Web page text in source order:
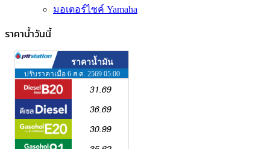
มอเตอร์ไซค์ Yamaha
ราคาน้ำวันนี้